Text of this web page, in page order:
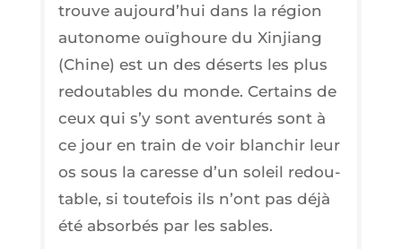
trouve aujourd’­hui dans la région
auto­nome ouï­ghoure du Xin­jiang
(Chine) est un des déserts les plus
redou­tables du monde. Cer­tains de
ceux qui s’y sont aven­tu­rés sont à
ce jour en train de voir blan­chir leur
os sous la caresse d’un soleil redou­
table, si tou­te­fois ils n’ont pas déjà
été absor­bés par les sables.